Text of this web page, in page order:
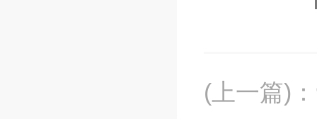
(上一篇) ：